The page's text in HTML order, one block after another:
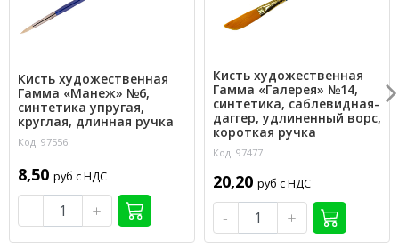
Кисть художественная
Гамма «Манеж» №6,
синтетика упругая,
круглая, длинная ручка
Код: 97556
8,50 руб с НДС
- +
Кисть художественная
Гамма «Галерея» №14,
синтетика, саблевидная-
даггер, удлиненный ворс,
короткая ручка
Код: 97477
20,20 руб с НДС
- +